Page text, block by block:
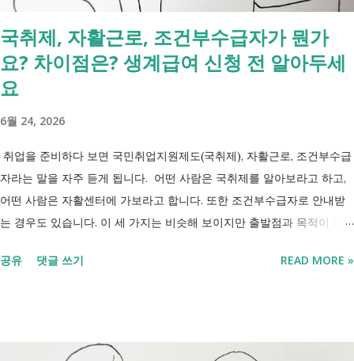
살면 장애인연금을 받을 수 없나요?" "혼자 살아야만 받을 수 있는 건가
요?" 결론부터 말씀드리면 부모와 함께 거주한다는 이유만으로 장애인연
금을 받을 수 없는 것은 아닙니다. 많은 분들이 이번 업무계획에 포함된
'중증장애인 생계급여 부양의무자 기준 폐지' 와 장애인연금 을 같은 제도
연금 생계급여 목적 장애로 인한 ...
국취제, 자활근로, 조건부수급자가 뭔가
요? 차이점은? 생계급여 신청 전 알아두세
요
6월 24, 2026
취업을 준비하다 보면 국민취업지원제도(국취제), 자활근로, 조건부수급
자라는 말을 자주 듣게 됩니다. 어떤 사람은 국취제를 알아보라고 하고,
어떤 사람은 자활센터에 가보라고 합니다. 또한 조건부수급자로 안내받
는 경우도 있습니다. 이 세 가지는 비슷해 보이지만 출발점과 목적이 다
것조차 포기하고 싶어집니다. 그래서 포기하지 않길 바라는 마음에 쉽게
눈에 비교해 보세요 구분 국민취업지원제도 자활근로 조건부수급자 운영
공유 댓글 쓰기 READ MORE »